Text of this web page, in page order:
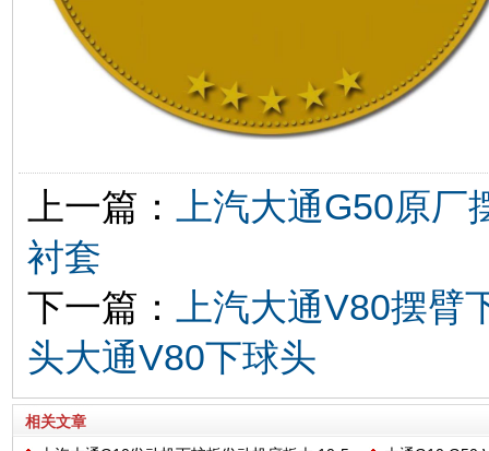
上一篇：
上汽大通G50原
衬套
下一篇：
上汽大通V80摆
头大通V80下球头
相关文章